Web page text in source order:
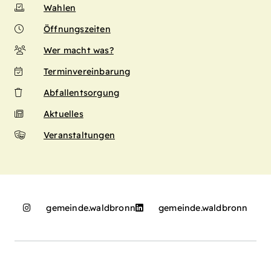
Wahlen
Öffnungszeiten
Wer macht was?
Terminvereinbarung
Abfallentsorgung
Aktuelles
Veranstaltungen
gemeinde.waldbronn gemeinde.waldbronn